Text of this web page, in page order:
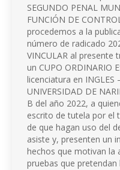
SEGUNDO PENAL
FUNCIÓN DE
procedemos a la
número de radicado
VINCULAR al presente
un CUPO ORDINARIO
licenciatura en INGLES
UNIVERSIDAD DE
B del año 2022, a
escrito de tutela por el
de que hagan uso del
asiste y, presenten un
hechos que motivan la
pruebas que pretendan